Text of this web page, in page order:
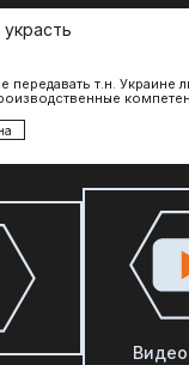
передавать т.н. Украине